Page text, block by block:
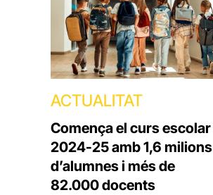
ACTUALITAT
Comença el curs escolar
2024-25 amb 1,6 milions
d’alumnes i més de
82.000 docents